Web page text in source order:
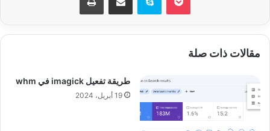
مقالات ذات صلة
طريقة تفعيل imagick في whm
19 أبريل، 2024